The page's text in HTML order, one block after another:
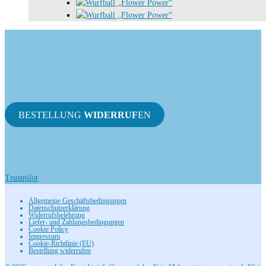
BESTELLUNG WIDERRUFEN
Trustpilot
Allgemeine Geschäftsbedingungen
Datenschutzerklärung
Widerrufsbelehrung
Liefer- und Zahlungsbedingungen
Cookie Policy
Impressum
Cookie-Richtlinie (EU)
Bestellung widerrufen